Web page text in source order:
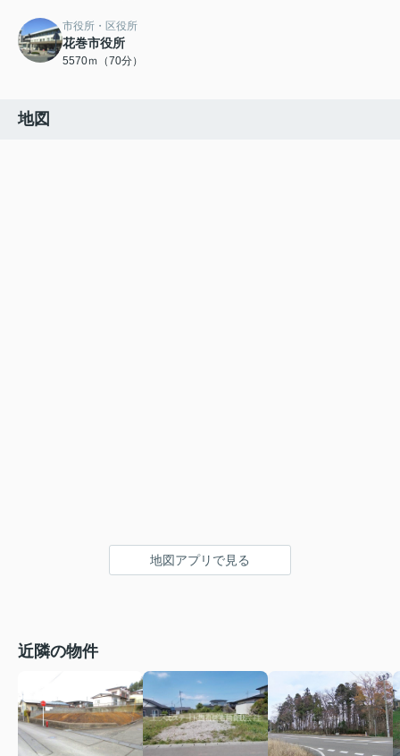
市役所・区役所
花巻市役所
5570ｍ（70分）
地図
地図アプリで見る
近隣の物件